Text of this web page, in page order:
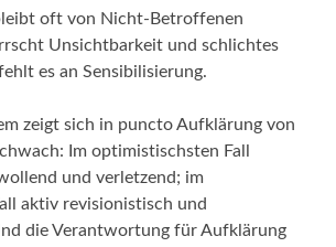
oft von Nicht-Betroffenen
Unsichtbarkeit und schlichtes
es an Sensibilisierung.
zeigt sich in puncto Aufklärung von
Im optimistischsten Fall
und verletzend; im
aktiv revisionistisch und
die Verantwortung für Aufklärung